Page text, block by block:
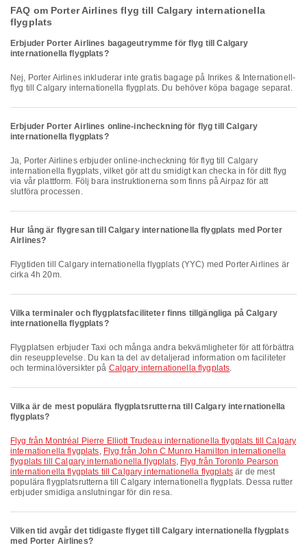
FAQ om Porter Airlines flyg till Calgary internationella
flygplats
Erbjuder Porter Airlines bagageutrymme för flyg till Calgary
internationella flygplats?
Nej, Porter Airlines inkluderar inte gratis bagage på Inrikes & Internationell-
flyg till Calgary internationella flygplats. Du behöver köpa bagage separat.
Erbjuder Porter Airlines online-incheckning för flyg till Calgary
internationella flygplats?
Ja, Porter Airlines erbjuder online-incheckning för flyg till Calgary
internationella flygplats, vilket gör att du smidigt kan checka in för ditt flyg
via vår plattform. Följ bara instruktionerna som finns på Airpaz för att
slutföra processen.
Hur lång är flygresan till Calgary internationella flygplats med Porter
Airlines?
Flygtiden till Calgary internationella flygplats (YYC) med Porter Airlines är
cirka 4h 20m.
Vilka terminaler och flygplatsfaciliteter finns tillgängliga på Calgary
internationella flygplats?
Flygplatsen erbjuder Taxi och många andra bekvämligheter för att förbättra
din reseupplevelse. Du kan ta del av detaljerad information om faciliteter
och terminalöversikter på Calgary internationella flygplats.
Vilka är de mest populära flygplatsrutterna till Calgary internationella
flygplats?
Flyg från Montréal Pierre Elliott Trudeau internationella flygplats till Calgary
internationella flygplats, Flyg från John C Munro Hamilton internationella
flygplats till Calgary internationella flygplats, Flyg från Toronto Pearson
internationella flygplats till Calgary internationella flygplatsär de mest
populära flygplatsrutterna till Calgary internationella flygplats. Dessa rutter
erbjuder smidiga anslutningar för din resa.
Vilken tid avgår det tidigaste flyget till Calgary internationella flygplats
med Porter Airlines?